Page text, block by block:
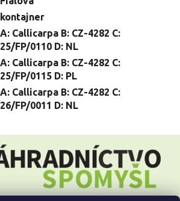
kontajner
A: Callicarpa B: CZ-4282 C:
25/FP/0110 D: NL
A: Callicarpa B: CZ-4282 C:
25/FP/0115 D: PL
A: Callicarpa B: CZ-4282 C:
26/FP/0011 D: NL